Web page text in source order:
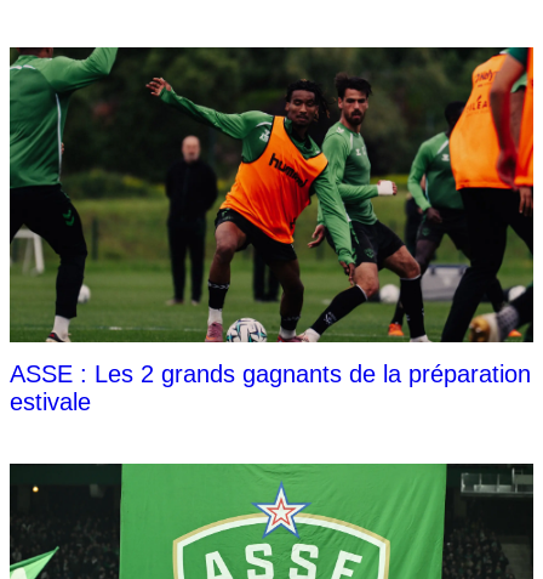
ASSE : Les 2 grands gagnants de la préparation
estivale